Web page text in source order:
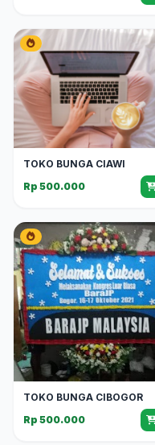
TOKO BUNGA CIAWI
Rp 500.000
TOKO BUNGA CIBOGOR
Rp 500.000